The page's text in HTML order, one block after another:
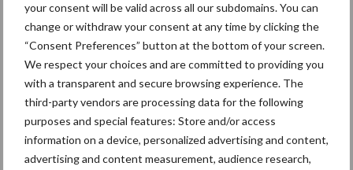
your consent will be valid across all our subdomains. You can
change or withdraw your consent at any time by clicking the
“Consent Preferences” button at the bottom of your screen.
We respect your choices and are committed to providing you
with a transparent and secure browsing experience. The
third-party vendors are processing data for the following
purposes and special features: Store and/or access
information on a device, personalized advertising and content,
advertising and content measurement, audience research,
Bedrijfsnieuws
Ligbox &
Voerhekken
Toon meer